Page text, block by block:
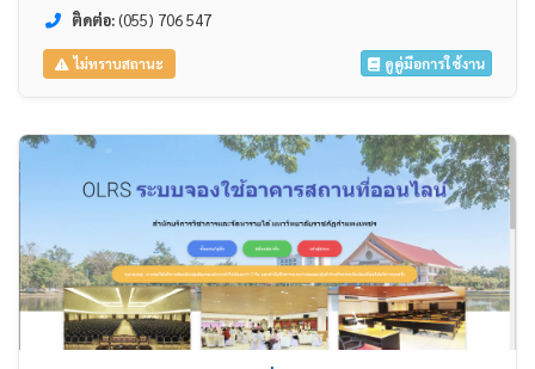
ติดต่อ:(055) 706 547
ไม่ทราบสถานะ ดูคู่มือการใช้งาน